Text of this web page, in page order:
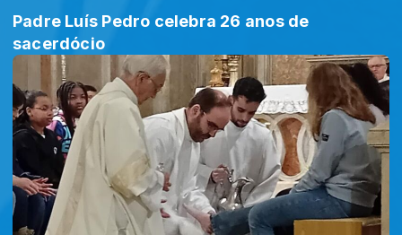
Padre Luís Pedro celebra 26 anos de
sacerdócio